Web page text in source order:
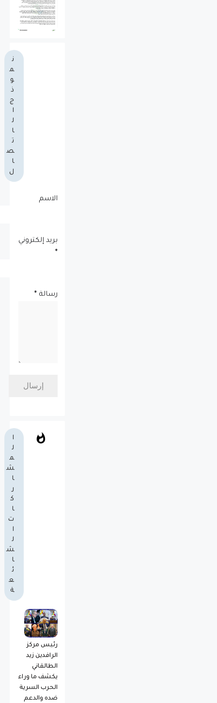
ن
م
و
ذ
ج
ا
ل
ا
ت
ص
ا
ل
الاسم
بريد إلكتروني
*
رسالة *
ا
ل
م
ش
ا
ر
ك
ا
ت
ا
ل
ش
ا
ئ
ع
ة
رئيس مركز
الرافدين زيد
الطالقاني
يكشف ما وراء
الحرب السرية
ضده والدعم